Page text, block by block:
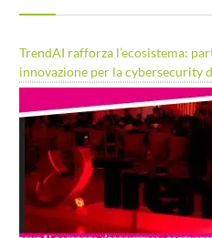
TrendAI rafforza l’ecosistema:
innovazione per la cybersecurity